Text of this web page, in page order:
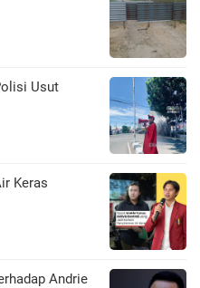
Usut
Keras
Andrie